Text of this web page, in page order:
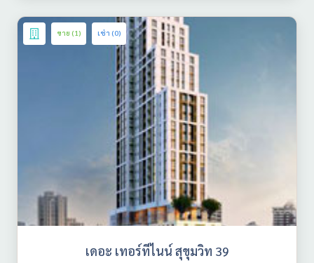
ขาย (1) เช่า (0)
เดอะ เทอร์ทีไนน์ สุขุมวิท 39